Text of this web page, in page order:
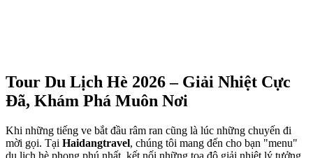
Tour Du Lịch Hè 2026 – Giải Nhiệt Cực
Đã, Khám Phá Muôn Nơi
Khi những tiếng ve bắt đầu râm ran cũng là lúc những chuyến đi
mời gọi. Tại Haidangtravel, chúng tôi mang đến cho bạn "menu"
du lịch hè phong phú nhất, kết nối những tọa độ giải nhiệt lý tưởng